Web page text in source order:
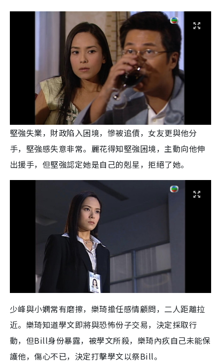
堅強失業，財政陷入困境，慘被追債，女友更與他分
手，堅強感失意非常。麗花得知堅強困境，主動向他伸
出援手，但堅強認定她是自己的剋星，拒絕了她。
少峰與小嫻常有磨擦，樂琦擔任感情顧問，二人距離拉
近。樂琦知道學文即將與恐怖份子交易，決定採取行
動，但Bill身份暴露，被學文所殺，樂琦內疚自己未能保
護他，傷心不已，決定打擊學文以祭Bill。